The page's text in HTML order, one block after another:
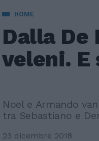
HOME
Dalla De
veleni. E
Noel e Armando
tra Sebastiano e
23 dicembre 2018